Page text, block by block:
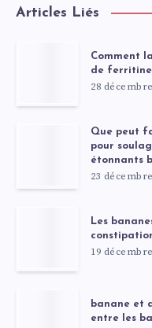
Articles Liés
Comment
de ferritine
28
Que peut
pour
étonnants
23
Les
19
banane et
entre les